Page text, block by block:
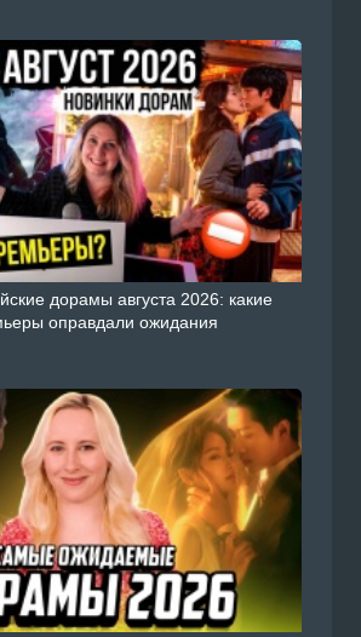
дорамы августа 2026: какие
оправдали ожидания